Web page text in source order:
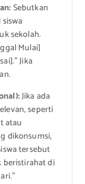
Sebutkan
sekolah.
Mulai]
Jika
Jika ada
seperti
atau
dikonsumsi,
tersebut
beristirahat di